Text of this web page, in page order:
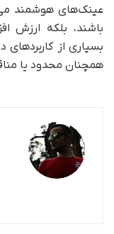
عینک‌های هوشمند
باشند، بلکه ارزش
بسیاری از
همچنان محدود یا